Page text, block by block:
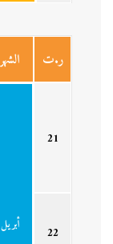
ر.ت الشهر
21
أبريل
22